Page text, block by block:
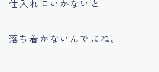
仕入れにいかないと
落ち着かないんでよね。